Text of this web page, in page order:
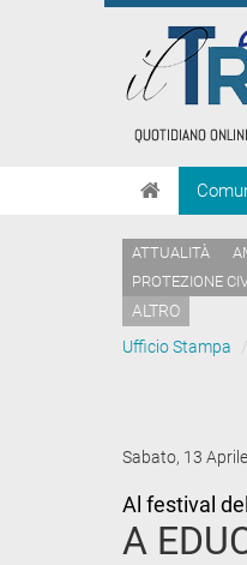
ATTUALITÀ
PROTEZIONE
ALTRO
Ufficio Stampa
Sabato, 13
Al festival
A